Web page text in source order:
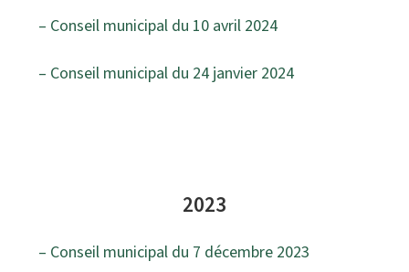
– Conseil municipal du 10 avril 2024
– Conseil municipal du 24 janvier 2024
2023
– Conseil municipal du 7 décembre 2023